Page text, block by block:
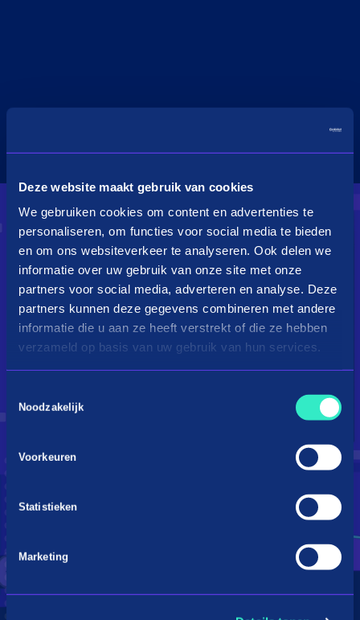
Deze website maakt gebruik van cookies
We gebruiken cookies om content en advertenties te
personaliseren, om functies voor social media te bieden
en om ons websiteverkeer te analyseren. Ook delen we
informatie over uw gebruik van onze site met onze
partners voor social media, adverteren en analyse. Deze
partners kunnen deze gegevens combineren met andere
informatie die u aan ze heeft verstrekt of die ze hebben
verzameld op basis van uw gebruik van hun services.
Noodzakelijk
Voorkeuren
Statistieken
Marketing
Droom je van een kingsize